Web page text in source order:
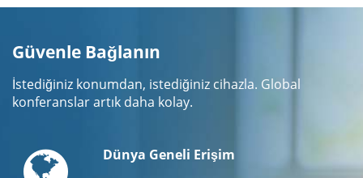
Güvenle Bağlanın
İstediğiniz konumdan, istediğiniz cihazla. Global
konferanslar artık daha kolay.
Dünya Geneli Erişim